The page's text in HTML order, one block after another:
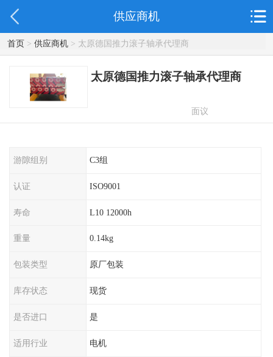
供应商机
首页> 供应商机> 太原德国推力滚子轴承代理商
太原德国推力滚子轴承代理商
面议
游隙组别 C3组
认证 ISO9001
寿命 L10 12000h
重量 0.14kg
包装类型 原厂包装
库存状态 现货
是否进口 是
适用行业 电机